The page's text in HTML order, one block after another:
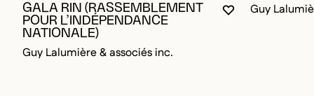
VOUS DEVEZ
FERMER LA
OUVRIR LA
GALA RIN (RASSEMBLEMENT
POUR L’INDÉPENDANCE
NATIONALE)
Guy Lalumière & associés inc.
Guy